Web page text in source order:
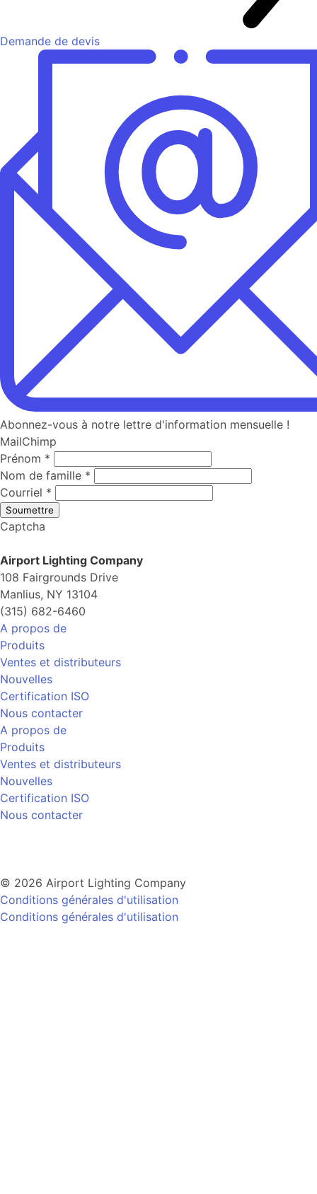
Demande de devis
Abonnez-vous à notre lettre d'information mensuelle !
MailChimp
Prénom *
Nom de famille *
Courriel *
Soumettre
Captcha
Airport Lighting Company
108 Fairgrounds Drive
Manlius, NY 13104
(315) 682-6460
A propos de
Produits
Ventes et distributeurs
Nouvelles
Certification ISO
Nous contacter
A propos de
Produits
Ventes et distributeurs
Nouvelles
Certification ISO
Nous contacter
© 2026 Airport Lighting Company
Conditions générales d'utilisation
Conditions générales d'utilisation